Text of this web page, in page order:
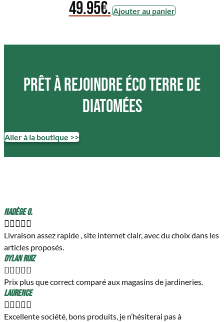
49.95€. Ajouter au panier
Prêt à rejoindre ÉCO terre de
diatomées
Aller à la boutique >>
Nadège O.

Livraison assez rapide , site internet clair, avec du choix dans les
articles proposés.
Dylan Ruiz

Prix plus que correct comparé aux magasins de jardineries.
Laurence

Excellente société, bons produits, je n’hésiterai pas à